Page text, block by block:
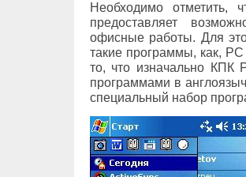
Необходимо
предоставляет
офисные работы. Для
такие программы, как,
то, что изначально КПК
программами в
специальный набор